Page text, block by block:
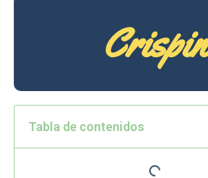
Crispin
Tabla de contenidos